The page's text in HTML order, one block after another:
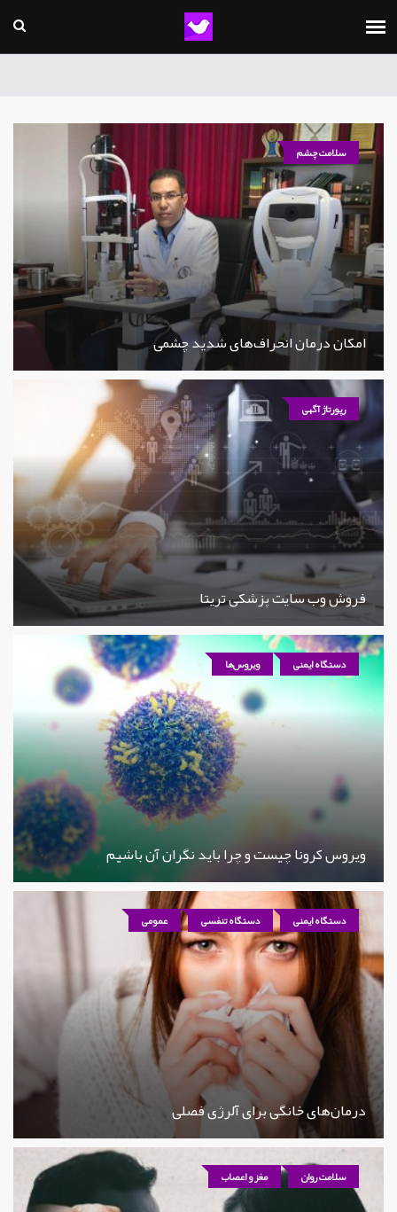
سلامت چشم
امکان درمان انحراف‌های شدید چشمی
رپورتاژ آگهی
فروش وب سایت پزشکی تریتا
دستگاه ایمنی ویروس‌ها
ویروس کرونا چیست و چرا باید نگران آن باشیم
دستگاه ایمنی دستگاه تنفسی عمومی
درمان‌های خانگی برای آلرژی فصلی
سلامت روان مغز و اعصاب